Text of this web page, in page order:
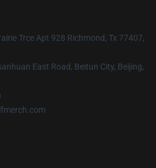
Trce Apt 928 Richmond, Tx 77407,
East Road, Beitun City, Beijing,